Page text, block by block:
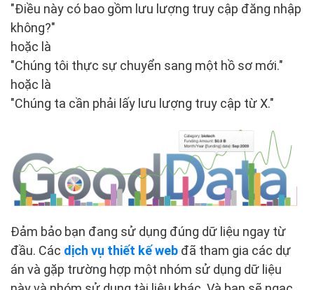
"Điều này có bao gồm lưu lượng truy cập đăng nhập
không?"
hoặc là
"Chúng tôi thực sự chuyển sang một hồ sơ mới."
hoặc là
"Chúng ta cần phải lấy lưu lượng truy cập từ X."
Đảm bảo bạn đang sử dụng đúng dữ liệu ngay từ
đầu. Các dịch vụ thiết kế web đã tham gia các dự
án và gặp trường hợp một nhóm sử dụng dữ liệu